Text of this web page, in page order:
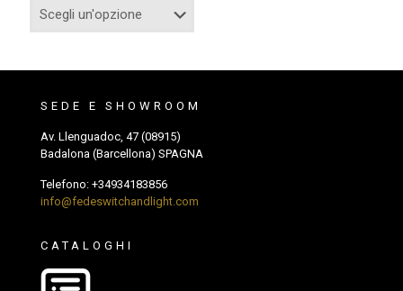
SEDE E SHOWROOM
Av. Llenguadoc, 47 (08915)
Badalona (Barcellona) SPAGNA
Telefono: +34934183856
info@fedeswitchandlight.com
CATALOGHI